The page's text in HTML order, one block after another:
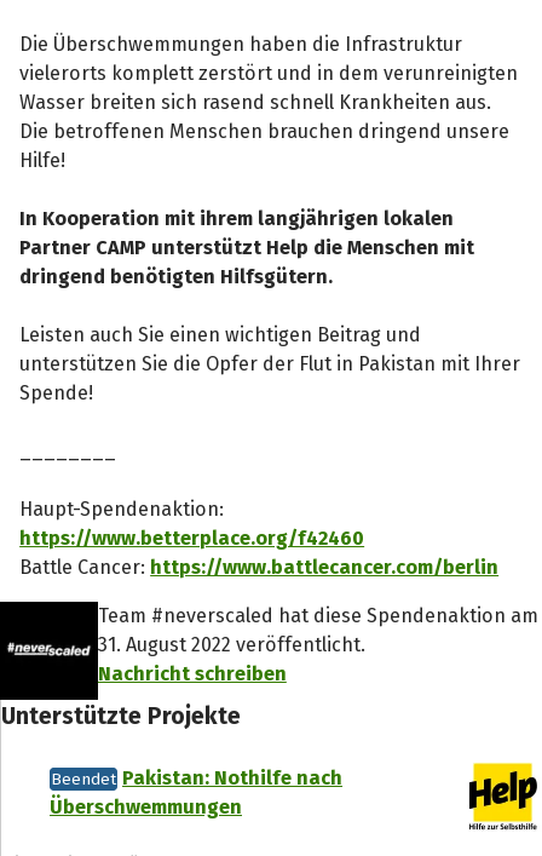
Die Überschwemmungen haben die Infrastruktur
vielerorts komplett zerstört und in dem verunreinigten
Wasser breiten sich rasend schnell Krankheiten aus.
Die betroffenen Menschen brauchen dringend unsere
Hilfe!
In Kooperation mit ihrem langjährigen lokalen
Partner CAMP unterstützt Help die Menschen mit
dringend benötigten Hilfsgütern.
Leisten auch Sie einen wichtigen Beitrag und
unterstützen Sie die Opfer der Flut in Pakistan mit Ihrer
Spende!
Haupt-Spendenaktion:
https://www.betterplace.org/f42460
Battle Cancer: https://www.battlecancer.com/berlin
Team #neverscaled hat diese Spendenaktion am
31. August 2022 veröffentlicht.
Nachricht schreiben
Unterstützte Projekte
Beendet Pakistan: Nothilfe nach
Überschwemmungen